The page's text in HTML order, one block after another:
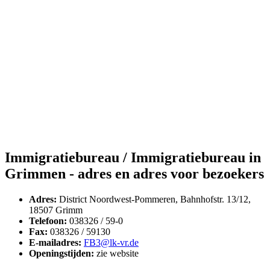
Immigratiebureau / Immigratiebureau in
Grimmen - adres en adres voor bezoekers
Adres: District Noordwest-Pommeren, Bahnhofstr. 13/12,
18507 Grimm
Telefoon: 038326 / 59-0
Fax: 038326 / 59130
E-mailadres: FB3@lk-vr.de
Openingstijden: zie website